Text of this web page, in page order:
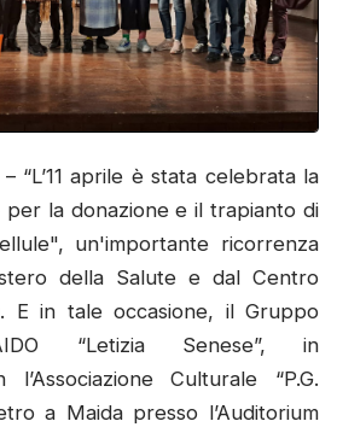
“L’11 aprile è stata celebrata la
per la donazione e il trapianto di
un'importante ricorrenza
della Salute e dal Centro
E in tale occasione, il Gruppo
“Letizia Senese”, in
Culturale “P.G.
a Maida presso l’Auditorium